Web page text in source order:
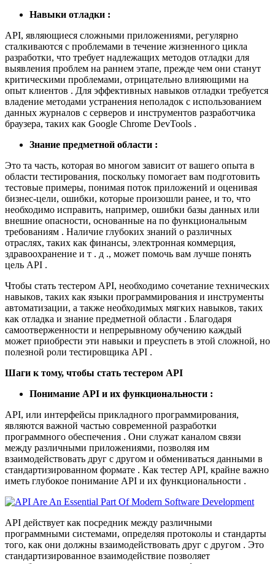
Навыки отладки :
API, являющиеся сложными приложениями, регулярно
сталкиваются с проблемами в течение жизненного цикла
разработки, что требует надлежащих методов отладки для
выявления проблем на раннем этапе, прежде чем они станут
критическими проблемами, отрицательно влияющими на
опыт клиентов . Для эффективных навыков отладки требуется
владение методами устранения неполадок с использованием
данных журналов с серверов и инструментов разработчика
браузера, таких как Google Chrome DevTools .
Знание предметной области :
Это та часть, которая во многом зависит от вашего опыта в
области тестирования, поскольку помогает вам подготовить
тестовые примеры, понимая поток приложений и оценивая
бизнес-цели, ошибки, которые произошли ранее, и то, что
необходимо исправить, например, ошибки базы данных или
внешние опасности, основанные на по функциональным
требованиям . Наличие глубоких знаний о различных
отраслях, таких как финансы, электронная коммерция,
здравоохранение и т . д ., может помочь вам лучше понять
цель API .
Чтобы стать тестером API, необходимо сочетание технических
навыков, таких как языки программирования и инструменты
автоматизации, а также необходимых мягких навыков, таких
как отладка и знание предметной области . Благодаря
самоотверженности и непрерывному обучению каждый
может приобрести эти навыки и преуспеть в этой сложной, но
полезной роли тестировщика API .
Шаги к тому, чтобы стать тестером API
Понимание API и их функциональности :
API, или интерфейсы прикладного программирования,
являются важной частью современной разработки
программного обеспечения . Они служат каналом связи
между различными приложениями, позволяя им
взаимодействовать друг с другом и обмениваться данными в
стандартизированном формате . Как тестер API, крайне важно
иметь глубокое понимание API и их функциональности .
API действует как посредник между различными
программными системами, определяя протоколы и стандарты
того, как они должны взаимодействовать друг с другом . Это
стандартизированное взаимодействие позволяет